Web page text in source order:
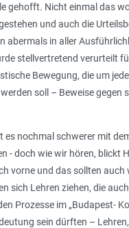
gehofft. Nicht einmal das
und auch die
abermals in aller
stellvertretend verurteilt
Bewegung, die um
soll – Beweise gegen
es nochmal schwerer mit
- doch wie wir hören, blickt
vorne und das sollten auch
sich Lehren ziehen, die
Prozesse im „Budapest-
sein dürften –